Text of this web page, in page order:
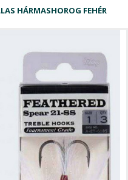
HÁRMASHOROG FEHÉR